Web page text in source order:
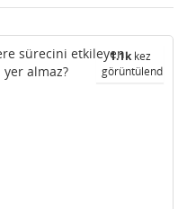
1.1kkez
görüntülendi
sürecini etkileyen
almaz?